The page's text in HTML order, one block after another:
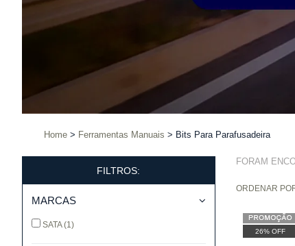
Home Ferramentas Manuais Bits Para Parafusadeira
FILTROS:
MARCAS
SATA(1)
FORAM
ORDENAR
26% OFF